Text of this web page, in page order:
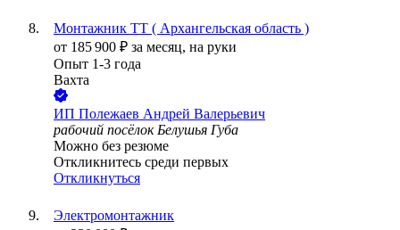
Монтажник ТТ ( Архангельская область )
от 185 900 ₽ за месяц, на руки
Опыт 1-3 года
Вахта
ИП Полежаев Андрей Валерьевич
рабочий посёлок Белушья Губа
Можно без резюме
Откликнитесь среди первых
Откликнуться
Электромонтажник